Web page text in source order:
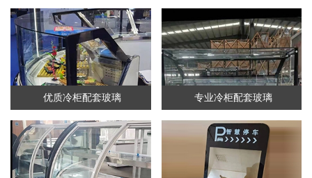
优质冷柜配套玻璃 专业冷柜配套玻璃